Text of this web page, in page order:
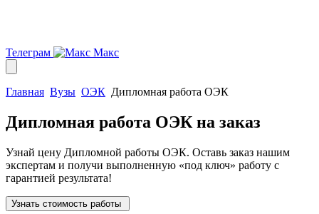
Телеграм Макс
Главная Вузы ОЭК Дипломная работа ОЭК
Дипломная работа ОЭК на заказ
Узнай цену Дипломной работы ОЭК. Оставь заказ нашим
экспертам и получи выполненную «под ключ» работу с
гарантией результата!
Узнать стоимость работы